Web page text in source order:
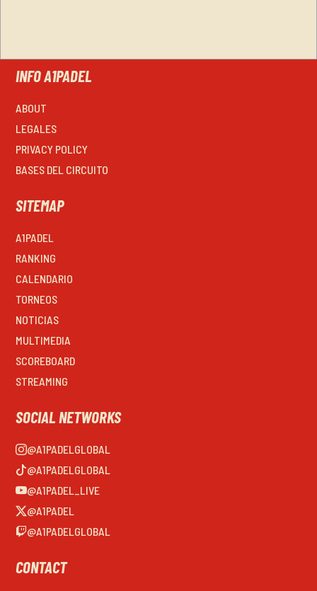
INFO A1PADEL
ABOUT
LEGALES
PRIVACY POLICY
BASES DEL CIRCUITO
SITEMAP
A1PADEL
RANKING
CALENDARIO
TORNEOS
NOTICIAS
MULTIMEDIA
SCOREBOARD
STREAMING
SOCIAL NETWORKS
@A1PADELGLOBAL
@A1PADELGLOBAL
@A1PADEL_LIVE
@A1PADEL
@A1PADELGLOBAL
CONTACT